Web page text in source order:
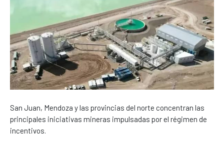
San Juan, Mendoza y las provincias del norte concentran las
principales iniciativas mineras impulsadas por el régimen de
incentivos.